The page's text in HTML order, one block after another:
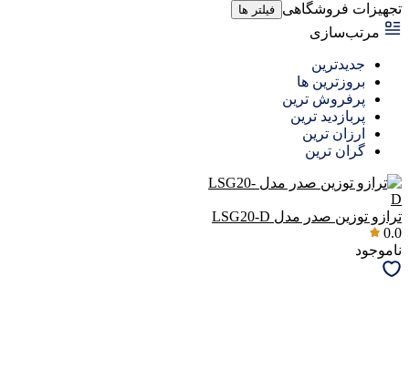
تجهیزات فروشگاهی فیلتر ها
مرتب‌سازی
جدیدترین
بروزترین ها
پرفروش ترین
پربازدید ترین
ارزان ترین
گران ترین
ترازو توزین صدر مدل LSG20-D
0.0
ناموجود